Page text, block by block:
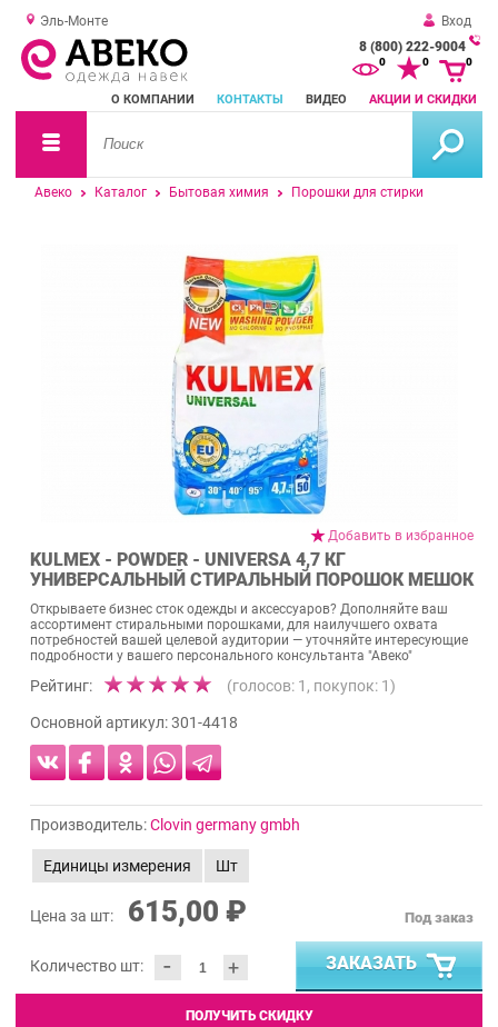
Эль-Монте
Вход
8 (800) 222-9004
О КОМПАНИИ КОНТАКТЫ ВИДЕО АКЦИИ И СКИДКИ
0 0 0
Авеко Каталог Бытовая химия Порошки для стирки
Добавить в избранное
KULMEX - POWDER - UNIVERSA 4,7 КГ
УНИВЕРСАЛЬНЫЙ СТИРАЛЬНЫЙ ПОРОШОК МЕШОК
Открываете бизнес сток одежды и аксессуаров? Дополняйте ваш
ассортимент стиральными порошками, для наилучшего охвата
потребностей вашей целевой аудитории — уточняйте интересующие
подробности у вашего персонального консультанта "Авеко"
Рейтинг: (голосов: 1 , покупок: 1)
Основной артикул:301-4418
Производитель:Clovin germany gmbh
Единицы измерения Шт
Цена за шт: 615,00 ₽
Количество шт: - +
Под заказ
ЗАКАЗАТЬ
ПОЛУЧИТЬ СКИДКУ